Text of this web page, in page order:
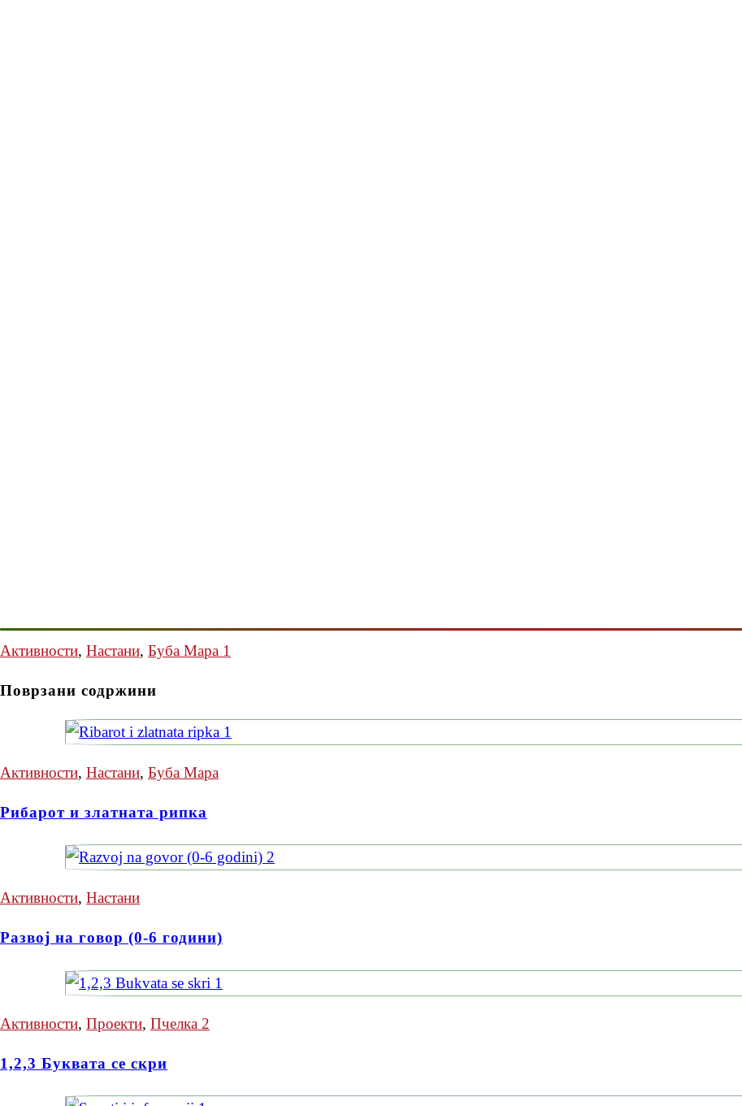
Активности, Настани, Буба Мара 1
Поврзани содржини
Активности, Настани, Буба Мара
Рибарот и златната рипка
Активности, Настани
Развој на говор (0-6 години)
Активности, Проекти, Пчелка 2
1,2,3 Буквата се скри